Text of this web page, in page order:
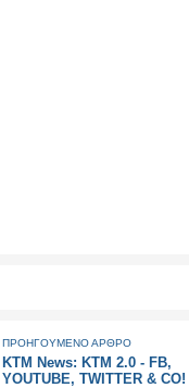
ΠΡΟΗΓΟΥΜΕΝΟ ΑΡΘΡΟ
KTM News: KTM 2.0 - FB,
YOUTUBE, TWITTER & CO!